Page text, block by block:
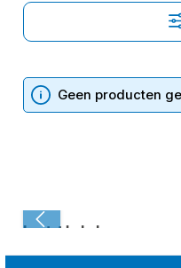
Geen producten
Laatst bekeken: